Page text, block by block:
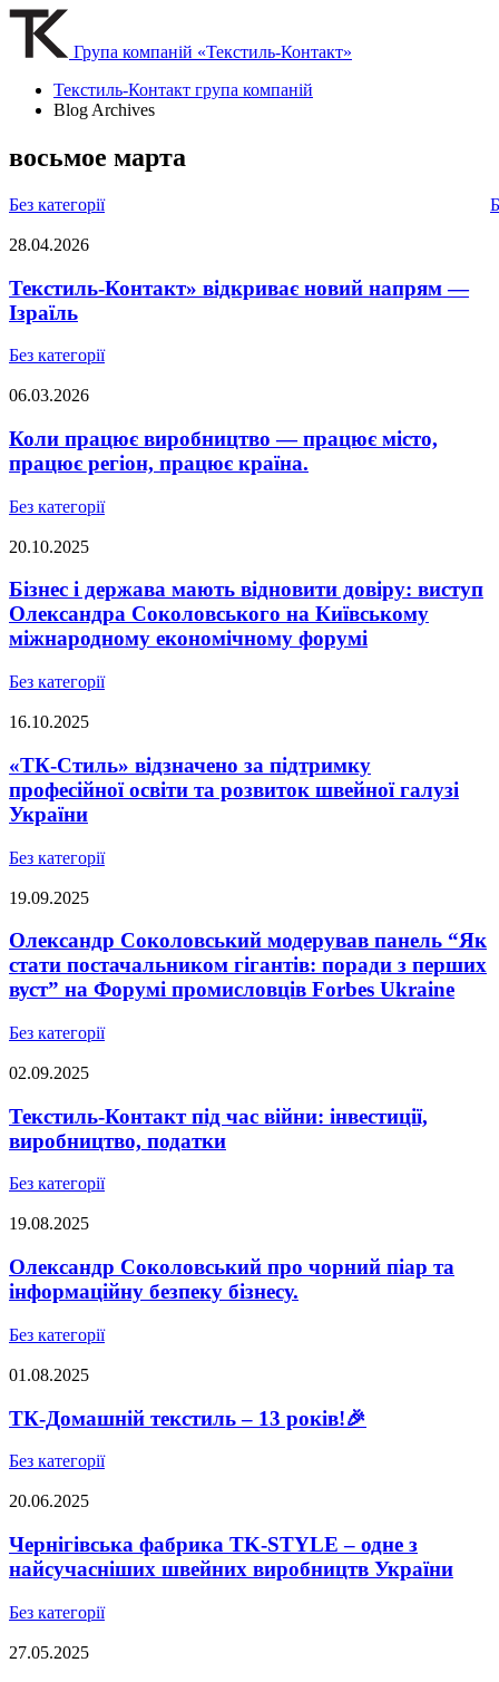
Група компаній «Текстиль-Контакт»
Текстиль-Контакт група компаній
Blog Archives
восьмое марта
Без категорії
28.04.2026
Текстиль-Контакт» відкриває новий напрям —
Ізраїль
Без категорії
06.03.2026
Коли працює виробництво — працює місто,
працює регіон, працює країна.
Без категорії
20.10.2025
Бізнес і держава мають відновити довіру: виступ
Олександра Соколовського на Київському
міжнародному економічному форумі
Без категорії
16.10.2025
«ТК-Стиль» відзначено за підтримку
професійної освіти та розвиток швейної галузі
України
Без категорії
19.09.2025
Олександр Соколовський модерував панель “Як
стати постачальником гігантів: поради з перших
вуст” на Форумі промисловців Forbes Ukraine
Без категорії
02.09.2025
Текстиль-Контакт під час війни: інвестиції,
виробництво, податки
Без категорії
19.08.2025
Олександр Соколовський про чорний піар та
інформаційну безпеку бізнесу.
Без категорії
01.08.2025
ТК-Домашній текстиль – 13 років!🎉
Без категорії
20.06.2025
Чернігівська фабрика TK-STYLE – одне з
найсучасніших швейних виробництв України
Без категорії
27.05.2025